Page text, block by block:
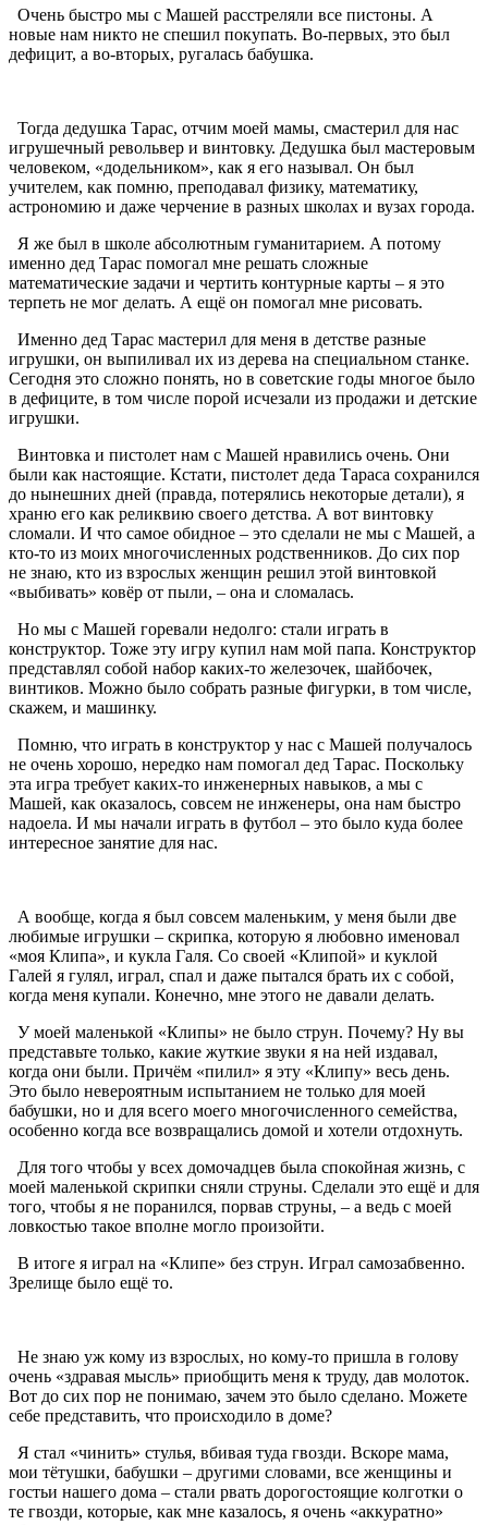
Очень быстро мы с Машей расстреляли все пистоны. А
новые нам никто не спешил покупать. Во-первых, это был
дефицит, а во-вторых, ругалась бабушка.
Тогда дедушка Тарас, отчим моей мамы, смастерил для нас
игрушечный револьвер и винтовку. Дедушка был мастеровым
человеком, «додельником», как я его называл. Он был
учителем, как помню, преподавал физику, математику,
астрономию и даже черчение в разных школах и вузах города.
Я же был в школе абсолютным гуманитарием. А потому
именно дед Тарас помогал мне решать сложные
математические задачи и чертить контурные карты – я это
терпеть не мог делать. А ещё он помогал мне рисовать.
Именно дед Тарас мастерил для меня в детстве разные
игрушки, он выпиливал их из дерева на специальном станке.
Сегодня это сложно понять, но в советские годы многое было
в дефиците, в том числе порой исчезали из продажи и детские
игрушки.
Винтовка и пистолет нам с Машей нравились очень. Они
были как настоящие. Кстати, пистолет деда Тараса сохранился
до нынешних дней (правда, потерялись некоторые детали), я
храню его как реликвию своего детства. А вот винтовку
сломали. И что самое обидное – это сделали не мы с Машей, а
кто-то из моих многочисленных родственников. До сих пор
не знаю, кто из взрослых женщин решил этой винтовкой
«выбивать» ковёр от пыли, – она и сломалась.
Но мы с Машей горевали недолго: стали играть в
конструктор. Тоже эту игру купил нам мой папа. Конструктор
представлял собой набор каких-то железочек, шайбочек,
винтиков. Можно было собрать разные фигурки, в том числе,
скажем, и машинку.
Помню, что играть в конструктор у нас с Машей получалось
не очень хорошо, нередко нам помогал дед Тарас. Поскольку
эта игра требует каких-то инженерных навыков, а мы с
Машей, как оказалось, совсем не инженеры, она нам быстро
надоела. И мы начали играть в футбол – это было куда более
интересное занятие для нас.
А вообще, когда я был совсем маленьким, у меня были две
любимые игрушки – скрипка, которую я любовно именовал
«моя Клипа», и кукла Галя. Со своей «Клипой» и куклой
Галей я гулял, играл, спал и даже пытался брать их с собой,
когда меня купали. Конечно, мне этого не давали делать.
У моей маленькой «Клипы» не было струн. Почему? Ну вы
представьте только, какие жуткие звуки я на ней издавал,
когда они были. Причём «пилил» я эту «Клипу» весь день.
Это было невероятным испытанием не только для моей
бабушки, но и для всего моего многочисленного семейства,
особенно когда все возвращались домой и хотели отдохнуть.
Для того чтобы у всех домочадцев была спокойная жизнь, с
моей маленькой скрипки сняли струны. Сделали это ещё и для
того, чтобы я не поранился, порвав струны, – а ведь с моей
ловкостью такое вполне могло произойти.
В итоге я играл на «Клипе» без струн. Играл самозабвенно.
Зрелище было ещё то.
Не знаю уж кому из взрослых, но кому-то пришла в голову
очень «здравая мысль» приобщить меня к труду, дав молоток.
Вот до сих пор не понимаю, зачем это было сделано. Можете
себе представить, что происходило в доме?
Я стал «чинить» стулья, вбивая туда гвозди. Вскоре мама,
мои тётушки, бабушки – другими словами, все женщины и
гостьи нашего дома – стали рвать дорогостоящие колготки о
те гвозди, которые, как мне казалось, я очень «аккуратно»